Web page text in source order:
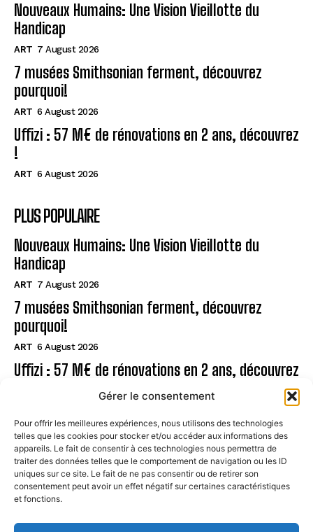
Gérer le consentement
Pour offrir les meilleures expériences, nous utilisons des technologies
telles que les cookies pour stocker et/ou accéder aux informations des
appareils. Le fait de consentir à ces technologies nous permettra de
traiter des données telles que le comportement de navigation ou les ID
uniques sur ce site. Le fait de ne pas consentir ou de retirer son
consentement peut avoir un effet négatif sur certaines caractéristiques
et fonctions.
Nouveaux Humains: Une Vision Vieillotte du
Handicap
ART 7 August 2026
7 musées Smithsonian ferment, découvrez
pourquoi!
ART 6 August 2026
Uffizi : 57 M€ de rénovations en 2 ans, découvrez
!
ART 6 August 2026
PLUS POPULAIRE
Nouveaux Humains: Une Vision Vieillotte du
Handicap
ART 7 August 2026
7 musées Smithsonian ferment, découvrez
pourquoi!
ART 6 August 2026
Uffizi : 57 M€ de rénovations en 2 ans, découvrez
Page
CONTACT
MENTIONS LÉGALES